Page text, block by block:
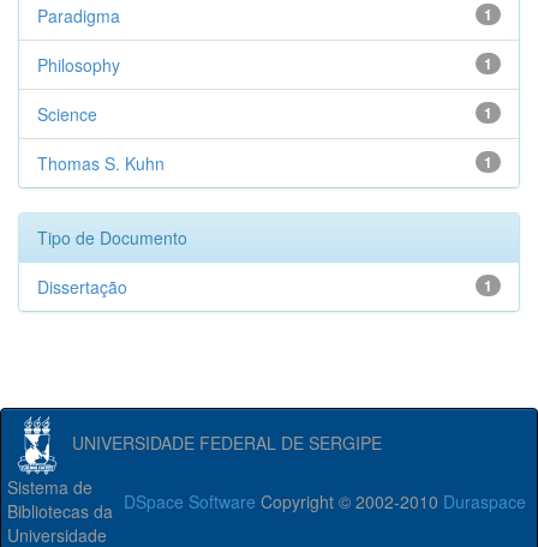
1
Paradigma
1
Philosophy
1
Science
1
Thomas S. Kuhn
Tipo de Documento
1
Dissertação
UNIVERSIDADE FEDERAL DE SERGIPE
DSpace Software Copyright © 2002-2010 Duraspace
Sistema de
Bibliotecas da
Universidade